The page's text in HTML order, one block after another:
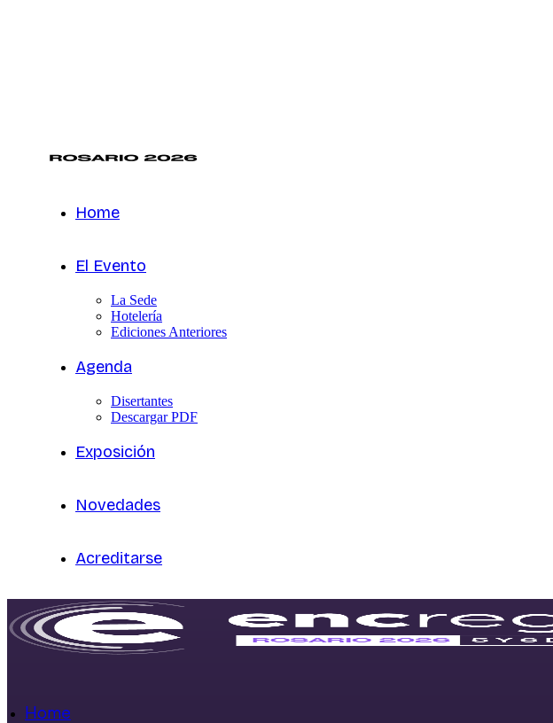
Home
El Evento
La Sede
Hotelería
Ediciones Anteriores
Agenda
Disertantes
Descargar PDF
Exposición
Novedades
Acreditarse
Home